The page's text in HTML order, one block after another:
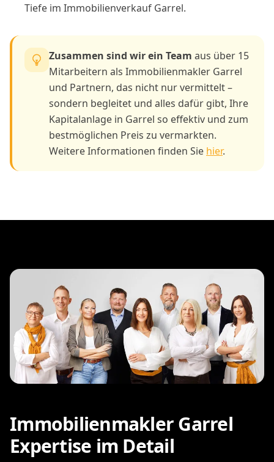
Tiefe im Immobilienverkauf Garrel.
Zusammen sind wir ein Team aus über 15
Mitarbeitern als Immobilienmakler Garrel
und Partnern, das nicht nur vermittelt –
sondern begleitet und alles dafür gibt, Ihre
Kapitalanlage in Garrel so effektiv und zum
bestmöglichen Preis zu vermarkten.
Weitere Informationen finden Sie hier.
Immobilienmakler Garrel
Expertise im Detail